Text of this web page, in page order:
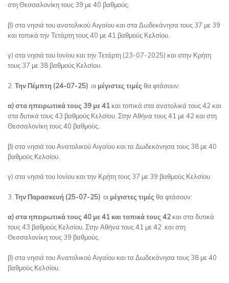
στη Θεσσαλονίκη τους 39 με 40 βαθμούς.
β) στα νησιά του ανατολικού Αιγαίου και στα Δωδεκάνησα τους 37 με 39
και τοπικά την Τετάρτη τους 40 με 41 βαθμούς Κελσίου.
γ) στα νησιά του Ιονίου και την Τετάρτη (23-07-2025) και στην Κρήτη
τους 37 με 38 βαθμούς Κελσίου.
2. Την Πέμπτη (24-07-25) οι μέγιστες τιμές θα φτάσουν:
α) στα ηπειρωτικά τους 39 με 41 και τοπικά στα ανατολικά τους 42 και
στα δυτικά τους 43 βαθμούς Κελσίου. Στην Αθήνα τους 41 με 42 και στη
Θεσσαλονίκη τους 40 βαθμούς.
β) στα νησιά του Ανατολικού Αιγαίου και τα Δωδεκάνησα τους 38 με 40
βαθμούς Κελσίου.
γ) στα νησιά του Ιονίου και την Κρήτη τους 37 με 39 βαθμούς Κελσίου.
3. Την Παρασκευή (25-07-25) οι μέγιστες τιμές θα φτάσουν:
α) στα ηπειρωτικά τους 40 με 41 και τοπικά τους 42 και στα δυτικά
τους 43 βαθμούς Κελσίου.Στην Αθήνα τους 41 με 42 και στη
Θεσσαλονίκη τους 39 βαθμούς.
β) στα νησιά του Ανατολικού Αιγαίου και τα Δωδεκάνησα τους 38 με 40
βαθμούς Κελσίου.